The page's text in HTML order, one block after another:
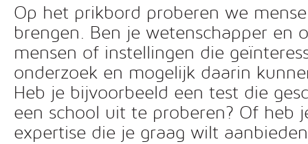
Op het prikbord proberen we
brengen. Ben je wetenschapper en
mensen of instellingen die
onderzoek en mogelijk daarin
Heb je bijvoorbeeld een test die
een school uit te proberen? Of heb
expertise die je graag wilt